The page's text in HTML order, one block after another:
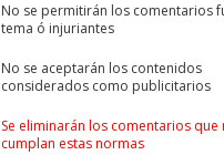
No se permitirán los comentarios
tema ó injuriantes
No se aceptarán los contenidos
considerados como publicitarios
Se eliminarán los comentarios que
cumplan estas normas